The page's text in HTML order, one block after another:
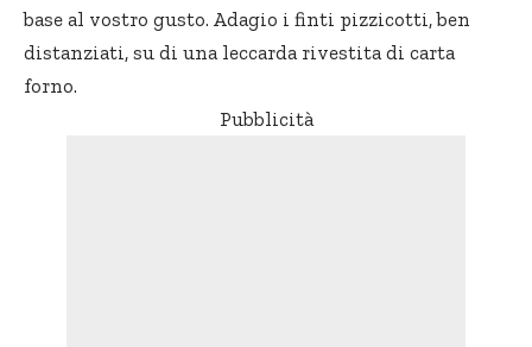
base al vostro gusto. Adagio i finti pizzicotti, ben
distanziati, su di una leccarda rivestita di carta
forno.
Pubblicità